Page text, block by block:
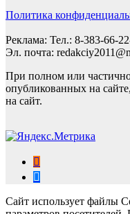
Политика
Реклама: Тел.: 8-383-66-
Эл. почта:
При полном или
опубликованных на
на сайт.
Сайт использует файлы